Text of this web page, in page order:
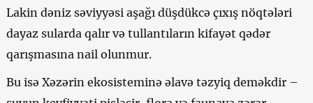
Lakin dəniz səviyyəsi aşağı düşdükcə çıxış nöqtələri
dayaz sularda qalır və tullantıların kifayət qədər
qarışmasına nail olunmur.
Bu isə Xəzərin ekosisteminə əlavə təzyiq deməkdir –